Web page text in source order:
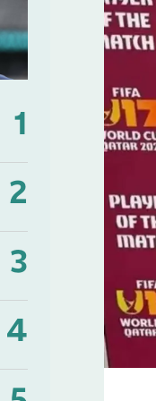
1
2
3
4